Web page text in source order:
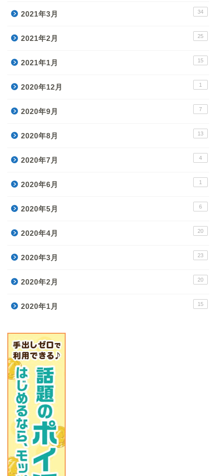
2021年3月 34
2021年2月 25
2021年1月 15
2020年12月 1
2020年9月 7
2020年8月 13
2020年7月 4
2020年6月 1
2020年5月 6
2020年4月 20
2020年3月 23
2020年2月 20
2020年1月 15